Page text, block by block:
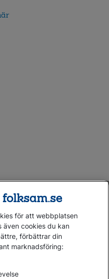
till...
för att webbplatsen
även cookies du kan
förbättrar din
marknadsföring: